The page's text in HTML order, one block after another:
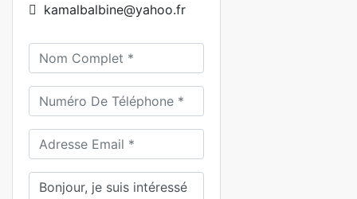
kamalbalbine@yahoo.fr